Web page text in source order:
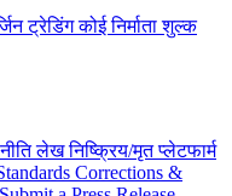
ट्रेडिंगकोई निर्माता शुल्क
लेखनिष्क्रिय/मृत प्लेटफार्म
Corrections &